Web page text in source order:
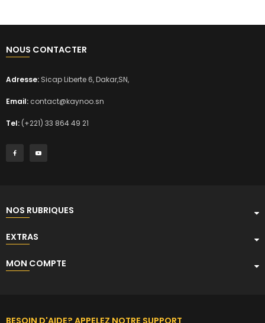
NOUS CONTACTER
Adresse: Sicap Liberte 6, Dakar,SN,
Email: contact@kaynoo.sn
Tel: (+221) 33 864 49 21
NOS RUBRIQUES
EXTRAS
MON COMPTE